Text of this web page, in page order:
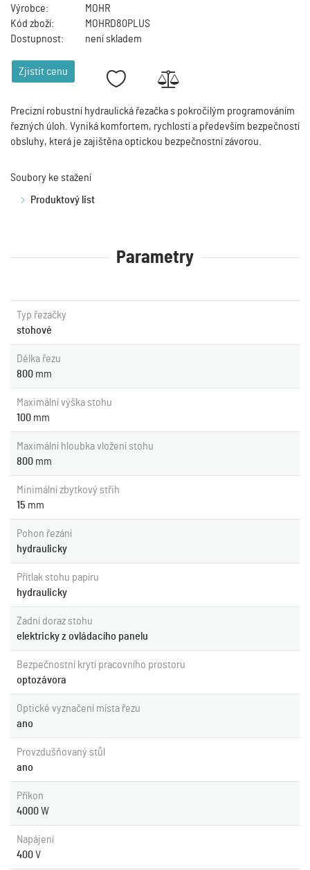
Výrobce:
MOHR
Kód zboží:
MOHRD80PLUS
Dostupnost:
není skladem
Zjistit cenu
Precizní robustní hydraulická řezačka s pokročilým programováním
řezných úloh. Vyniká komfortem, rychlostí a především bezpečností
obsluhy, která je zajištěna optickou bezpečnostní závorou.
Soubory ke stažení
Produktový list
Parametry
Typ řezačky
stohové
Délka řezu
800 mm
Maximální výška stohu
100 mm
Maximální hloubka vložení stohu
800 mm
Minimální zbytkový střih
15 mm
Pohon řezání
hydraulicky
Přítlak stohu papíru
hydraulicky
Zadní doraz stohu
elektricky z ovládacího panelu
Bezpečnostní krytí pracovního prostoru
optozávora
Optické vyznačení místa řezu
ano
Provzdušňovaný stůl
ano
Příkon
4000W
Napájení
400V